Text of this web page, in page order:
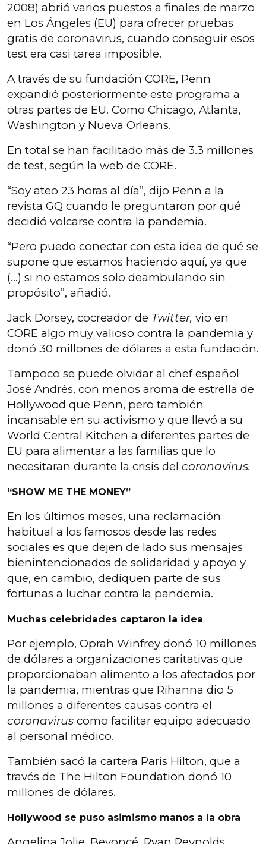
2008) abrió varios puestos a finales de marzo
en Los Ángeles (EU) para ofrecer pruebas
gratis de coronavirus, cuando conseguir esos
test era casi tarea imposible.
A través de su fundación CORE, Penn
expandió posteriormente este programa a
otras partes de EU. Como Chicago, Atlanta,
Washington y Nueva Orleans.
En total se han facilitado más de 3.3 millones
de test, según la web de CORE.
“Soy ateo 23 horas al día”, dijo Penn a la
revista GQ cuando le preguntaron por qué
decidió volcarse contra la pandemia.
“Pero puedo conectar con esta idea de qué se
supone que estamos haciendo aquí, ya que
(...) si no estamos solo deambulando sin
propósito”, añadió.
Jack Dorsey, cocreador de Twitter, vio en
CORE algo muy valioso contra la pandemia y
donó 30 millones de dólares a esta fundación.
Tampoco se puede olvidar al chef español
José Andrés, con menos aroma de estrella de
Hollywood que Penn, pero también
incansable en su activismo y que llevó a su
World Central Kitchen a diferentes partes de
EU para alimentar a las familias que lo
necesitaran durante la crisis del coronavirus.
“SHOW ME THE MONEY”
En los últimos meses, una reclamación
habitual a los famosos desde las redes
sociales es que dejen de lado sus mensajes
bienintencionados de solidaridad y apoyo y
que, en cambio, dediquen parte de sus
fortunas a luchar contra la pandemia.
Muchas celebridades captaron la idea
Por ejemplo, Oprah Winfrey donó 10 millones
de dólares a organizaciones caritativas que
proporcionaban alimento a los afectados por
la pandemia, mientras que Rihanna dio 5
millones a diferentes causas contra el
coronavirus como facilitar equipo adecuado
al personal médico.
También sacó la cartera Paris Hilton, que a
través de The Hilton Foundation donó 10
millones de dólares.
Hollywood se puso asimismo manos a la obra